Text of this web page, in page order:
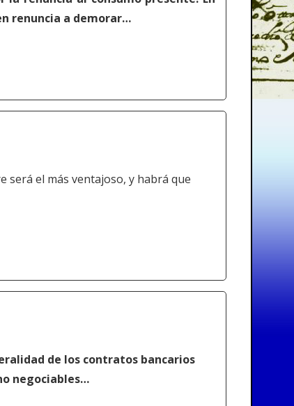
renuncia a demorar…
será el más ventajoso, y habrá que
de los contratos bancarios
negociables…